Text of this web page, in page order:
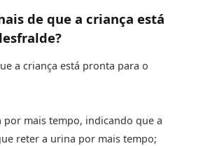
de que a criança está
a criança está pronta para o
por mais tempo, indicando que a
reter a urina por mais tempo;